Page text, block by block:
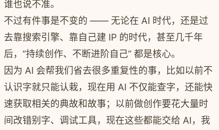
谁也说不准。
不过有件事是不变的 —— 无论在 AI 时代， 还是过
去靠搜索引擎、靠自己建 IP 的时代，甚至几千年
后， “持续创作、不断进阶自己” 都是核心。
因为 AI 会帮我们省去很多重复性的事，比如以前不
认识字就只能认栽，现在用 AI 不仅能查字，还能快
速获取相关的典故和故事；以前做创作要花大量时
间改错别字、调试工具，现在这些都能交给 AI， 我